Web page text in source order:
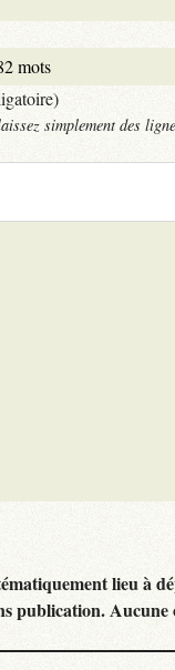
simplement des
lieu à
publication.